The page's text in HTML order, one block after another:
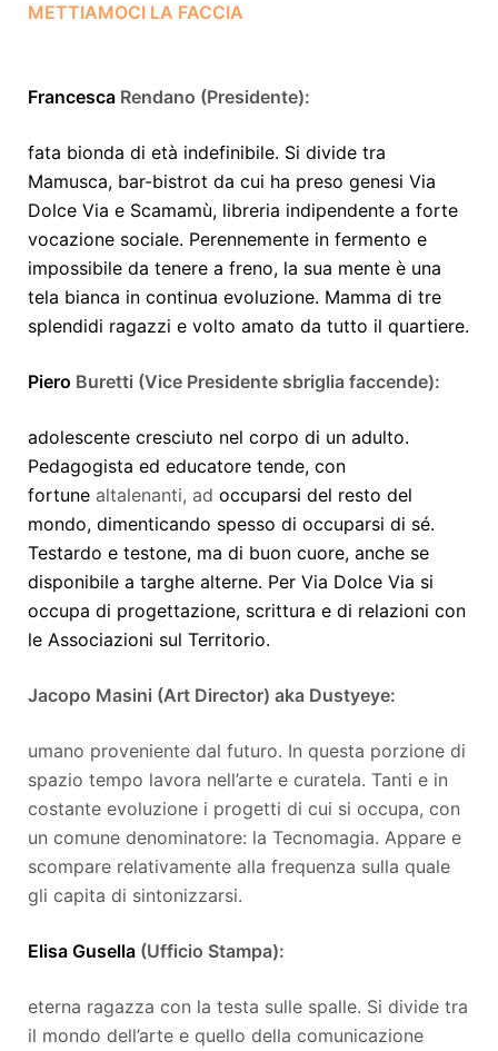
METTIAMOCI LA FACCIA
Francesca Rendano (Presidente):
fata bionda di età indefinibile. Si divide tra
Mamusca, bar-bistrot da cui ha preso genesi Via
Dolce Via e Scamamù, libreria indipendente a forte
vocazione sociale. Perennemente in fermento e
impossibile da tenere a freno, la sua mente è una
tela bianca in continua evoluzione. Mamma di tre
splendidi ragazzi e volto amato da tutto il quartiere.
Piero Buretti (Vice Presidente sbriglia faccende):
adolescente cresciuto nel corpo di un adulto.
Pedagogista ed educatore tende, con
fortune altalenanti, ad occuparsi del resto del
mondo, dimenticando spesso di occuparsi di sé.
Testardo e testone, ma di buon cuore, anche se
disponibile a targhe alterne. Per Via Dolce Via si
occupa di progettazione, scrittura e di relazioni con
le Associazioni sul Territorio.
Jacopo Masini (Art Director) aka Dustyeye:
umano proveniente dal futuro. In questa porzione di
spazio tempo lavora nell’arte e curatela. Tanti e in
costante evoluzione i progetti di cui si occupa, con
un comune denominatore: la Tecnomagia. Appare e
scompare relativamente alla frequenza sulla quale
gli capita di sintonizzarsi.
Elisa Gusella (Ufficio Stampa):
eterna ragazza con la testa sulle spalle. Si divide tra
il mondo dell’arte e quello della comunicazione